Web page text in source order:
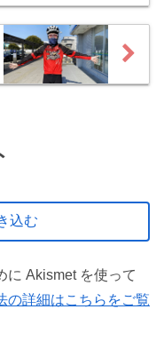
込む
に Akismet を使って
の詳細はこちらをご覧